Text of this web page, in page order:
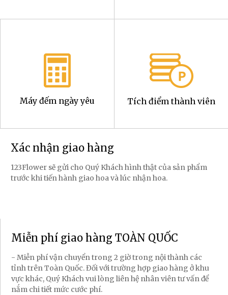
Máy đếm ngày yêu Tích điểm thành viên
Xác nhận giao hàng
123Flower sẽ gửi cho Quý Khách hình thật của sản phẩm
trước khi tiến hành giao hoa và lúc nhận hoa.
Miễn phí giao hàng TOÀN QUỐC
- Miễn phí vận chuyển trong 2 giờ trong nội thành các
tỉnh trên Toàn Quốc. Đối với trường hợp giao hàng ở khu
vực khác, Quý Khách vui lòng liên hệ nhân viên tư vấn để
nắm chi tiết mức cước phí.